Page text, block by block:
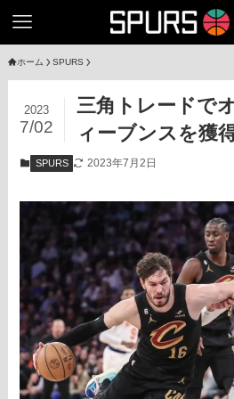
ホーム SPURS
三角トレードで
ィーブンスを獲得
2023
7/02
SPURS 2023年7月2日